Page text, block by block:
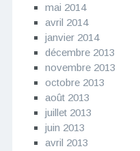
mai 2014
avril 2014
janvier 2014
décembre 2013
novembre 2013
octobre 2013
août 2013
juillet 2013
juin 2013
avril 2013